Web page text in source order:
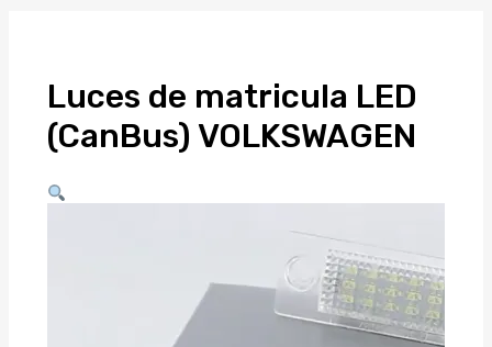
Luces de matricula LED
(CanBus) VOLKSWAGEN